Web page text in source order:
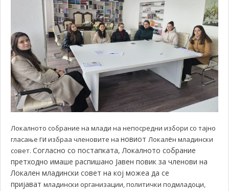
Локалното собрание на млади на непосредни избори со тајно
гласање ги избраа членовите на новиот Локален младински
совет. Согласно со постапката, Локалното собрание
претходно имаше распишано Јавен повик за членови на
Локален младински совет на кој можеа да се
пријават младински организации, политички подмладоци,